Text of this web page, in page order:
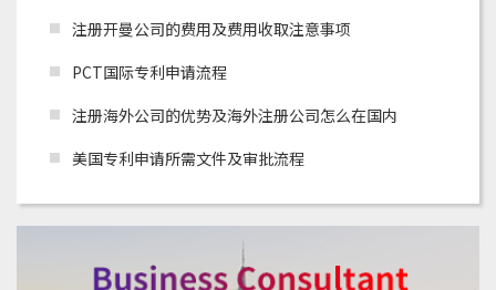
注册开曼公司的费用及费用收取注意事项
PCT国际专利申请流程
注册海外公司的优势及海外注册公司怎么在国内
美国专利申请所需文件及审批流程